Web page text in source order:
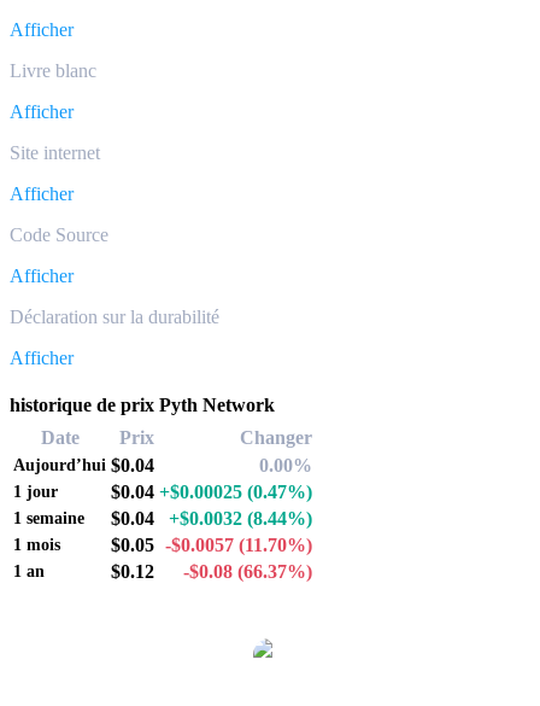
Afficher
Livre blanc
Afficher
Site internet
Afficher
Code Source
Afficher
Déclaration sur la durabilité
Afficher
historique de prix Pyth Network
Date
Prix Changer
Aujourd’hui $0.04 0.00%
1 jour $0.04 +$0.00025 (0.47%)
1 semaine $0.04 +$0.0032 (8.44%)
1 mois $0.05 -$0.0057 (11.70%)
1 an $0.12 -$0.08 (66.37%)